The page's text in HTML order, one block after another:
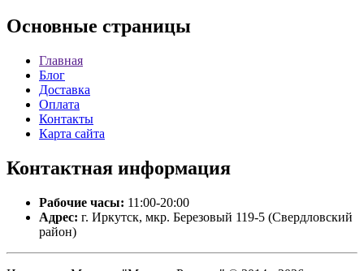
Основные страницы
Главная
Блог
Доставка
Оплата
Контакты
Карта сайта
Контактная информация
Рабочие часы: 11:00-20:00
Адрес: г. Иркутск, мкр. Березовый 119-5 (Свердловский
район)